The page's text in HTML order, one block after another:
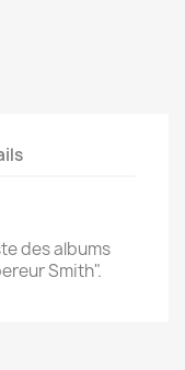
des albums
Smith".